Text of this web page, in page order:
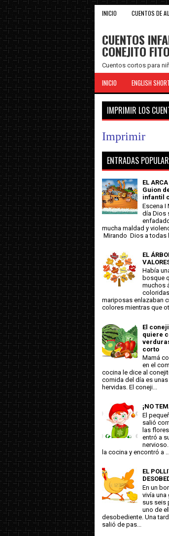
INICIO CUENTOS DE
CUENTOS
CONEJITO
Cuentos cortos para
INICIO ENGLISH
IMPRIMIR LOS
Imprimir
ENTRADAS
EL
Guion
infantil
Escena I
día Dios
mucha maldad y
Mirando Dios a todas
EL
Había
bosque
muchos
mariposas enlazaban
colores mientras que
El
quiere
corto
Mamá
en el
cocina le dice al
comida del día es
hervidas. El coneji...
¡NO
El
salió
las
entró a
la cocina y encontró a
EL
En un
vivía una
sus seis
uno de
desobediente. Una
salió de pas...